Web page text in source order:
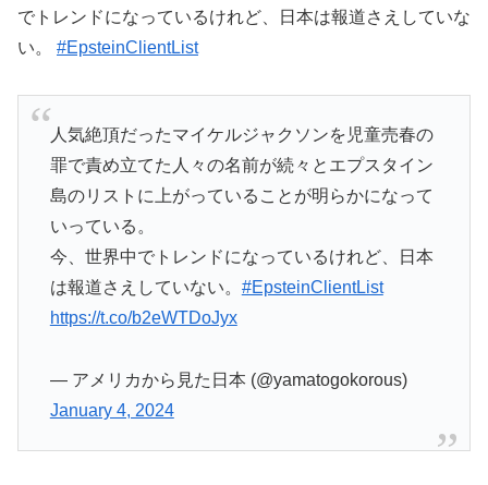
でトレンドになっているけれど、日本は報道さえしていな
い。 #EpsteinClientList
人気絶頂だったマイケルジャクソンを児童売春の
罪で責め立てた人々の名前が続々とエプスタイン
島のリストに上がっていることが明らかになって
いっている。
今、世界中でトレンドになっているけれど、日本
は報道さえしていない。 #EpsteinClientList
https://t.co/b2eWTDoJyx
— アメリカから見た日本 (@yamatogokorous)
January 4, 2024